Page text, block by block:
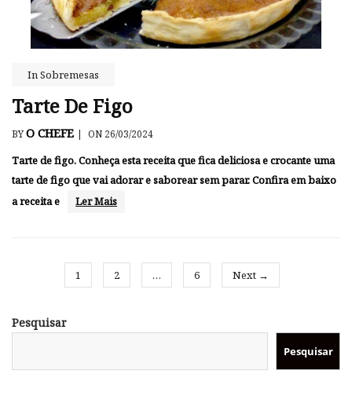
In Sobremesas
Tarte De Figo
BYO CHEFE | ON 26/03/2024
Tarte de figo. Conheça esta receita que fica deliciosa e crocante uma
tarte de figo que vai adorar e saborear sem parar. Confira em baixo
a receita e
Ler Mais
1 2 … 6 Next →
Pesquisar
Pesquisar